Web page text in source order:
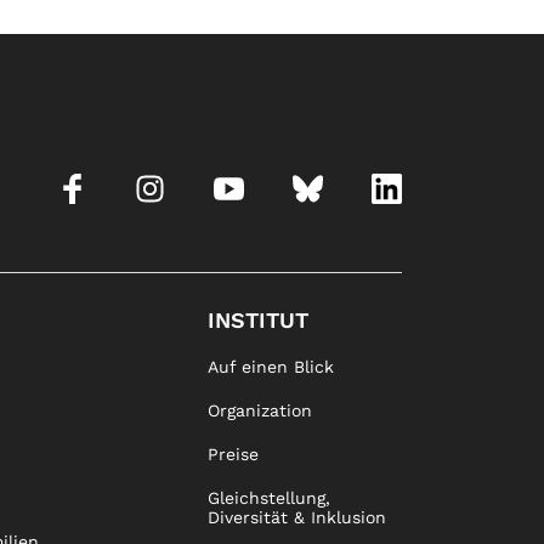
INSTITUT
Auf einen Blick
Organization
Preise
Gleichstellung,
Diversität & Inklusion